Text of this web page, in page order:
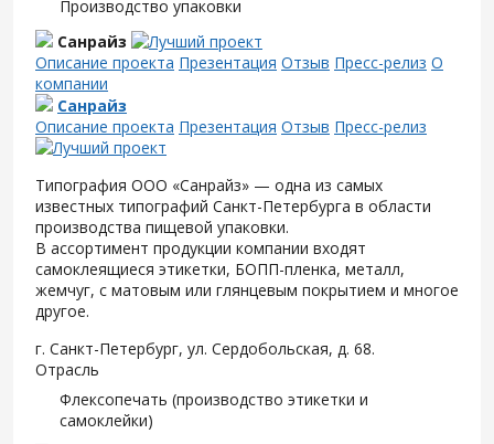
Производство упаковки
Санрайз
Описание проекта Презентация Отзыв Пресс-релиз О
компании
Санрайз
Описание проекта Презентация Отзыв Пресс-релиз
Типография ООО «Санрайз» — одна из самых
известных типографий Санкт-Петербурга в области
производства пищевой упаковки.
В ассортимент продукции компании входят
самоклеящиеся этикетки, БОПП-пленка, металл,
жемчуг, с матовым или глянцевым покрытием и многое
другое.
г. Санкт-Петербург, ул. Сердобольская, д. 68.
Отрасль
Флексопечать (производство этикетки и
самоклейки)